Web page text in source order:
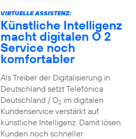
VIRTUELLE ASSISTENZ:
Künstliche Intelligenz
macht digitalen O 2
Service noch
komfortabler
Als Treiber der Digitalisierung in
Deutschland setzt Telefónica
Deutschland / O2im digitalen
Kundenservice verstärkt auf
künstliche Intelligenz. Damit lösen
Kunden noch schneller